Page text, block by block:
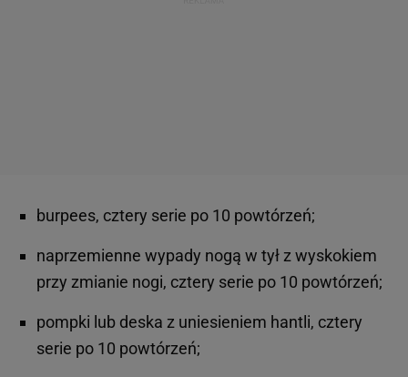
burpees, cztery serie po 10 powtórzeń;
naprzemienne wypady nogą w tył z wyskokiem
przy zmianie nogi, cztery serie po 10 powtórzeń;
pompki lub deska z uniesieniem hantli, cztery
serie po 10 powtórzeń;